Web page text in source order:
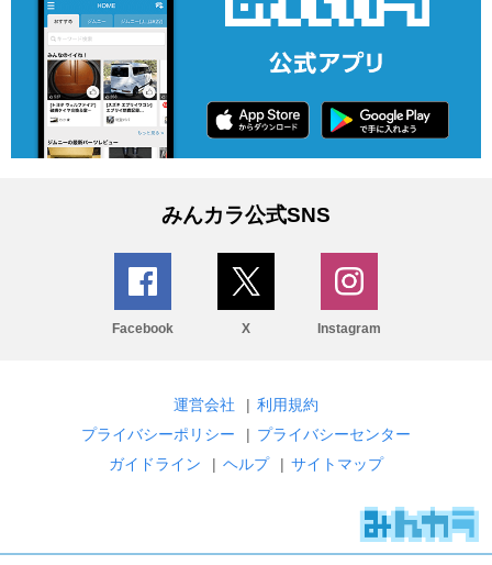
みんカラ公式SNS
Facebook X Instagram
運営会社 | 利用規約
プライバシーポリシー
| プライバシーセンター
ガイドライン
| ヘルプ | サイトマップ